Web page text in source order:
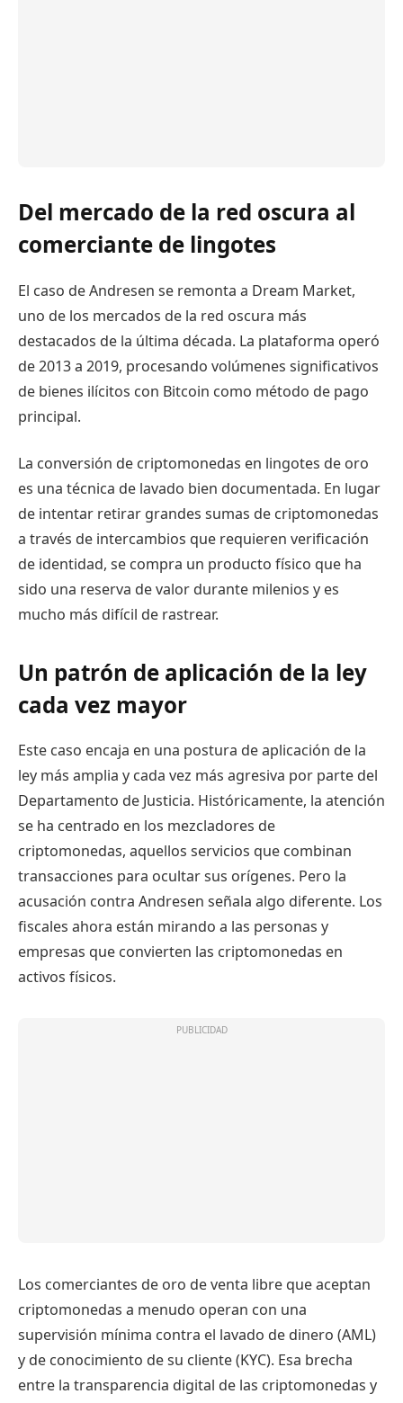
Del mercado de la red oscura al
comerciante de lingotes
El caso de Andresen se remonta a Dream Market,
uno de los mercados de la red oscura más
destacados de la última década. La plataforma operó
de 2013 a 2019, procesando volúmenes significativos
de bienes ilícitos con Bitcoin como método de pago
principal.
La conversión de criptomonedas en lingotes de oro
es una técnica de lavado bien documentada. En lugar
de intentar retirar grandes sumas de criptomonedas
a través de intercambios que requieren verificación
de identidad, se compra un producto físico que ha
sido una reserva de valor durante milenios y es
mucho más difícil de rastrear.
Un patrón de aplicación de la ley
cada vez mayor
Este caso encaja en una postura de aplicación de la
ley más amplia y cada vez más agresiva por parte del
Departamento de Justicia. Históricamente, la atención
se ha centrado en los mezcladores de
criptomonedas, aquellos servicios que combinan
transacciones para ocultar sus orígenes. Pero la
acusación contra Andresen señala algo diferente. Los
fiscales ahora están mirando a las personas y
empresas que convierten las criptomonedas en
activos físicos.
Los comerciantes de oro de venta libre que aceptan
criptomonedas a menudo operan con una
supervisión mínima contra el lavado de dinero (AML)
y de conocimiento de su cliente (KYC). Esa brecha
entre la transparencia digital de las criptomonedas y